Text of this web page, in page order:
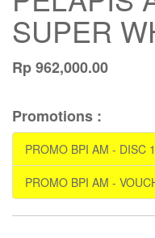
SUPER
Rp962,000.00
Promotions :
PROMO BPI AM - DISC
PROMO BPI AM -